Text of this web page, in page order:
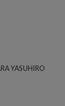
YASUHIRO